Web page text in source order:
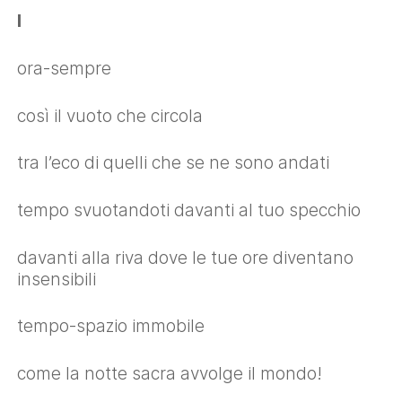
I
ora-sempre
così il vuoto che circola
tra l’eco di quelli che se ne sono andati
tempo svuotandoti davanti al tuo specchio
davanti alla riva dove le tue ore diventano
insensibili
tempo-spazio immobile
come la notte sacra avvolge il mondo!